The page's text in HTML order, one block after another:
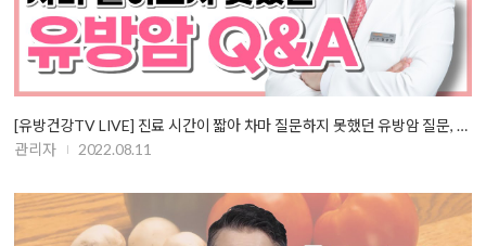
[유방건강TV LIVE] 진료 시간이 짧아 차마 질문하지 못했던 유방암 질문, …
관리자
2022.08.11